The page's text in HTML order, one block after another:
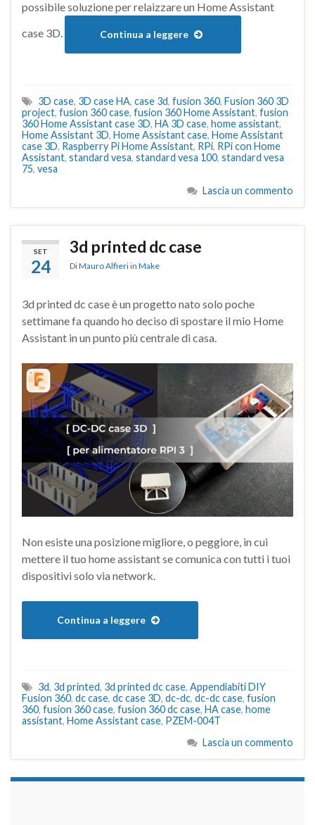
possibile soluzione per relaizzare un Home Assistant
case 3D.
Continua a leggere
3D case, 3D case HA, case 3d, fusion 360, Fusion 360 3D
project, fusion 360 case, fusion 360 Home Assistant, fusion
360 Home Assistant case 3D, HA 3D case, home assistant,
Home Assistant 3D, Home Assistant case, Home Assistant
case 3D, Raspberry Pi Home Assistant, RPi, RPi con Home
Assistant, standard vesa, standard vesa 100, standard vesa
75, vesa
Lascia un commento
SET
24
3d printed dc case
DiMauro Alfieri in Make
3d printed dc case è un progetto nato solo poche
settimane fa quando ho deciso di spostare il mio Home
Assistant in un punto più centrale di casa.
Non esiste una posizione migliore, o peggiore, in cui
mettere il tuo home assistant se comunica con tutti i tuoi
dispositivi solo via network.
Continua a leggere
3d, 3d printed, 3d printed dc case, Appendiabiti DIY
Fusion 360, dc case, dc case 3D, dc-dc, dc-dc case, fusion
360, fusion 360 case, fusion 360 dc case, HA case, home
assistant, Home Assistant case, PZEM-004T
Lascia un commento